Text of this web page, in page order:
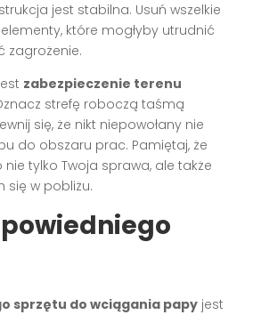
jest stabilna. Usuń wszelkie
które mogłyby utrudnić
zagrożenie.
zabezpieczenie terenu
strefę roboczą taśmą
się, że nikt niepowołany nie
do obszaru prac. Pamiętaj, że
tylko Twoja sprawa, ale także
się w pobliżu.
sprzętu do wciągania papy jest